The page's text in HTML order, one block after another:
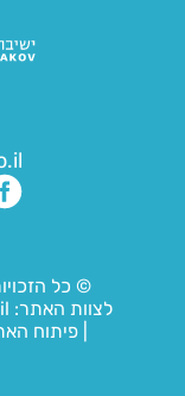
© כל
לצוות האתר:
|פיתוח